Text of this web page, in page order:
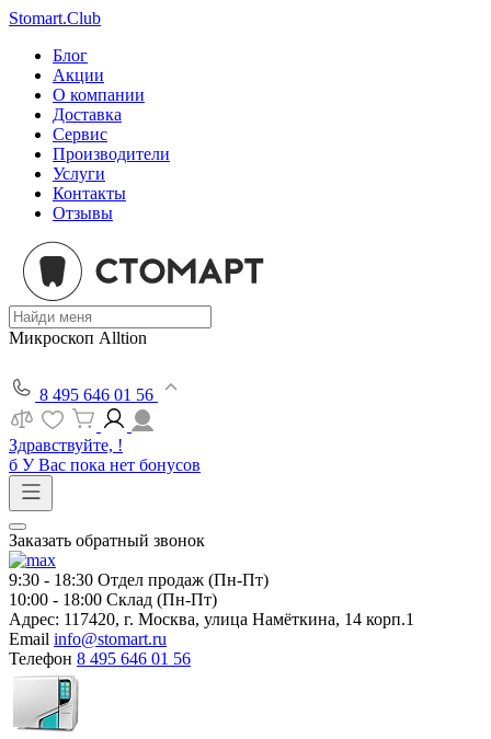
Stomart.Club
Блог
Акции
О компании
Доставка
Сервис
Производители
Услуги
Контакты
Отзывы
Микроскоп Alltion
8 495 646 01 56
Здравствуйте, !
б У Вас пока нет бонусов
Заказать обратный звонок
9:30 - 18:30 Отдел продаж (Пн-Пт)
10:00 - 18:00 Склад (Пн-Пт)
Адрес: 117420, г. Москва, улица Намёткина, 14 корп.1
Email info@stomart.ru
Телефон 8 495 646 01 56